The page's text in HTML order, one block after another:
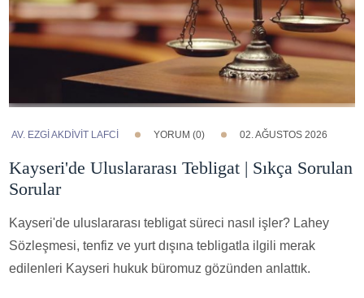
AV. EZGI AKDİVİT LAFCİ YORUM (0) 02. AĞUSTOS 2026
Kayseri'de Uluslararası Tebligat | Sıkça Sorulan
Sorular
Kayseri'de uluslararası tebligat süreci nasıl işler? Lahey
Sözleşmesi, tenfiz ve yurt dışına tebligatla ilgili merak
edilenleri Kayseri hukuk büromuz gözünden anlattık.